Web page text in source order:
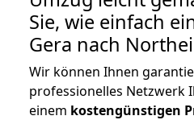
Sie, wie einfach
Gera nach
Wir können Ihnen
professionelles Netzwerk
einem kostengünstigen